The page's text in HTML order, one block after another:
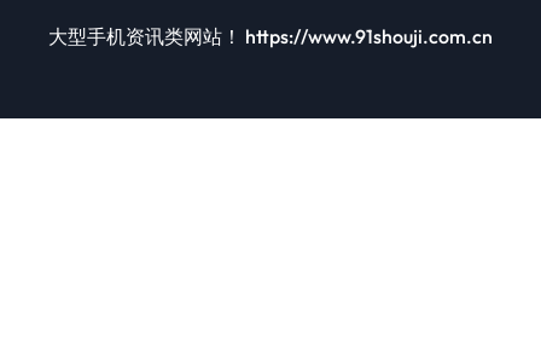
大型手机资讯类网站！ https://www.91shouji.com.cn